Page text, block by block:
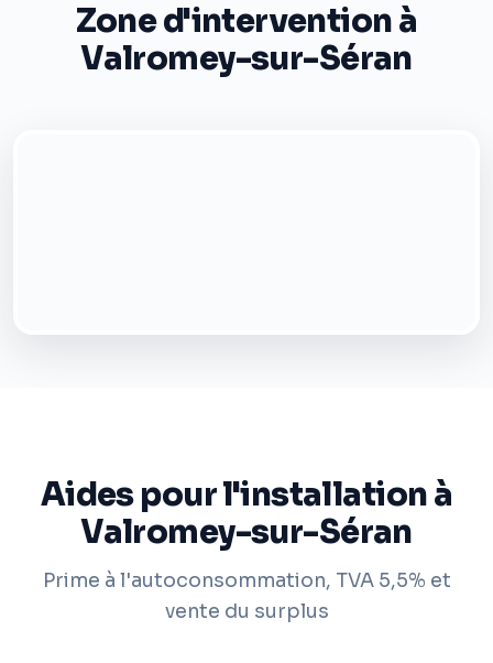
Zone d'intervention à
Valromey-sur-Séran
Aides pour l'installation à
Valromey-sur-Séran
Prime à l'autoconsommation, TVA 5,5% et
vente du surplus